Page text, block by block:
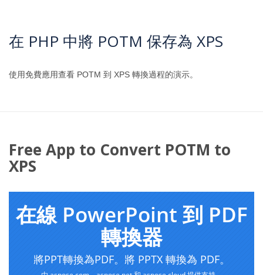
在 PHP 中將 POTM 保存為 XPS
使用免費應用查看 POTM 到 XPS 轉換過程的演示。
Free App to Convert POTM to
XPS